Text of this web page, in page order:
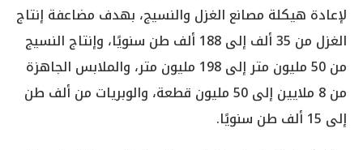
لإعادة هيكلة مصانع الغزل والنسيج، بهدف مضاعفة إنتاج
الغزل من 35 ألف إلى 188 ألف طن سنويًا، وإنتاج النسيج
من 50 مليون متر إلى 198 مليون متر، والملابس الجاهزة
من 8 ملايين إلى 50 مليون قطعة، والوبريات من ألف طن
إلى 15 ألف طن سنويًا.